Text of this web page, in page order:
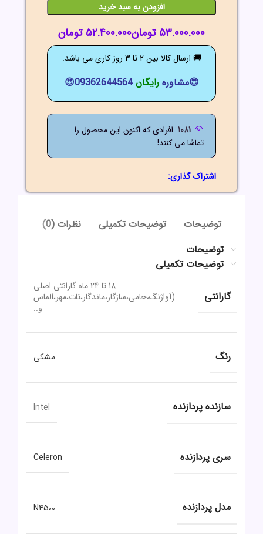
افزودن به سبد خرید
تومان تومان
🚚 ارسال کالا بین 2 تا 3 روز کاری می باشد.
😍مشاورهرایگان09362644564😍
1081 افرادی که اکنون این محصول را
تماشا می کنند!
اشتراک گذاری:
توضیحات توضیحات تکمیلی
نظرات (0)
توضیحات
توضیحات تکمیلی
گارانتی
18 تا 24 ماه گارانتی اصلی
(آواژنگ،حامی،سازگار،ماندگار،تات،مهر،الماس
و..
رنگ مشکی
سازنده پردازنده Intel
سری پردازنده Celeron
مدل پردازنده N4500